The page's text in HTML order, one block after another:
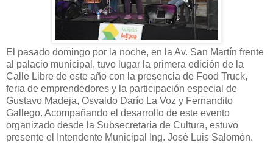
El pasado domingo por la noche, en la Av. San Martín frente
al palacio municipal, tuvo lugar la primera edición de la
Calle Libre de este año con la presencia de Food Truck,
feria de emprendedores y la participación especial de
Gustavo Madeja, Osvaldo Darío La Voz y Fernandito
Gallego. Acompañando el desarrollo de este evento
organizado desde la Subsecretaria de Cultura, estuvo
presente el Intendente Municipal Ing. José Luis Salomón.